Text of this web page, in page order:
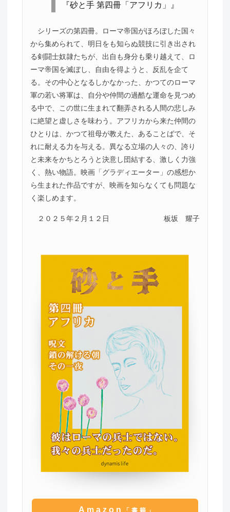
『砂と手 第四冊「アフリカ」』
シリーズの第四冊。ローマ帝国がほろぼした国々
から集められて、明日をも知らぬ競技に引き出され
る剣闘士奴隷たちが、出自も身分も乗り越えて、ロ
ーマ帝国を滅ぼし、自由を得ようと、反乱を企て
る。その中心となるしかなかった、かつてのローマ
軍の若い将軍は、自分や仲間の過酷な運命を見つめ
る中で、この世に生まれて翻弄される人間の悲しみ
に絶望と虚しさを味わう。アフリカから来た仲間の
ひとりは、かつて祖母が教えた、あることばで、そ
れに耐える力を与える。異なる立場の人々の、誇り
と未来をかちとろうと決意し団結する、激しく力強
く、熱い物語。映画「グラディエーター」の感想か
ら生まれた作品ですが、映画を知らなくても問題な
く楽しめます。
２０２５年２月１２日 板坂 耀子
Amazon 「書籍」